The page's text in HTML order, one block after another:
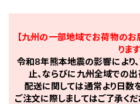
【九州の一部地域でお荷物の
ります
令和8年熊本地震の影響により
止、ならびに九州全域での出
配送に関しては通常より日数
ご注文に際しましてはご了承く